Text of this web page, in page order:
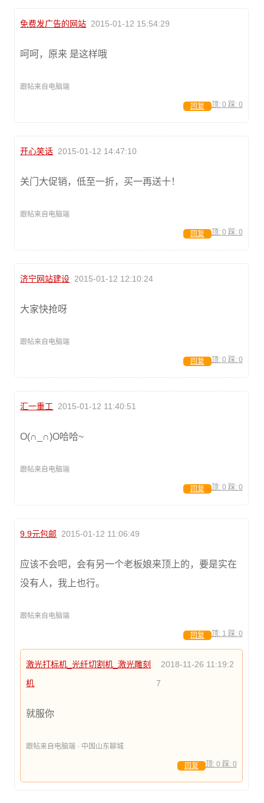
免费发广告的网站 2015-01-12 15:54:29
呵呵，原来 是这样哦
跟帖来自电脑端
顶: 0 踩: 0
回复
开心笑话 2015-01-12 14:47:10
关门大促销，低至一折，买一再送十！
跟帖来自电脑端
顶: 0 踩: 0
回复
济宁网站建设 2015-01-12 12:10:24
大家快抢呀
跟帖来自电脑端
顶: 0 踩: 0
回复
汇一重工 2015-01-12 11:40:51
O(∩_∩)O哈哈~
跟帖来自电脑端
顶: 0 踩: 0
回复
9.9元包邮 2015-01-12 11:06:49
应该不会吧，会有另一个老板娘来顶上的，要是实在
没有人，我上也行。
跟帖来自电脑端
顶: 1 踩: 0
回复
激光打标机_光纤切割机_激光雕刻
机
2018-11-26 11:19:2
7
就服你
跟帖来自电脑端 · 中国山东聊城
顶: 0 踩: 0
回复